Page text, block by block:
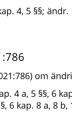
4, 5 §§; ändr.
om
4 a, 5 §§, 6
6 kap. 8 a, 8